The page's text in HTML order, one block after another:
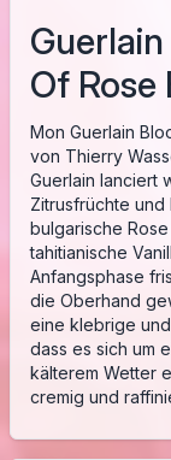
Of
Mon Guerlain
von Thierry
Guerlain lanciert
Zitrusfrüchte und
bulgarische
tahitianische
Anfangsphase
die Oberhand
eine klebrige
dass es sich um
kälterem Wetter
cremig und